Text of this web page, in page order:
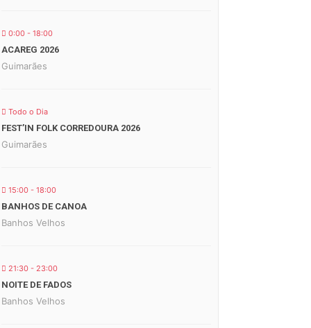
0:00 - 18:00
ACAREG 2026
Guimarães
Todo o Dia
FEST’IN FOLK CORREDOURA 2026
Guimarães
15:00 - 18:00
BANHOS DE CANOA
Banhos Velhos
21:30 - 23:00
NOITE DE FADOS
Banhos Velhos